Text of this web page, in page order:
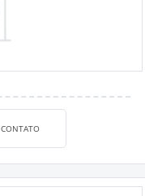
CONTATO